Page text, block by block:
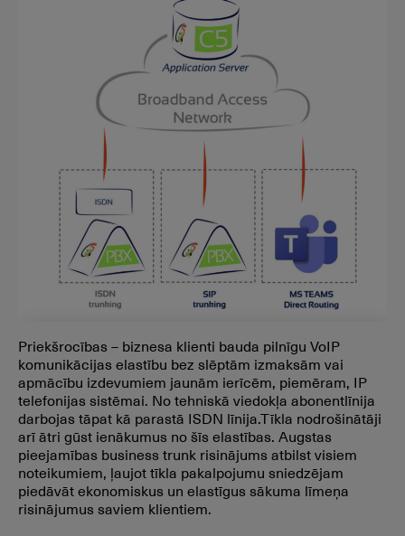
Priekšrocības – biznesa klienti bauda pilnīgu VoIP
komunikācijas elastību bez slēptām izmaksām vai
apmācību izdevumiem jaunām ierīcēm, piemēram, IP
telefonijas sistēmai. No tehniskā viedokļa abonentlīnija
darbojas tāpat kā parastā ISDN līnija.Tīkla nodrošinātāji
arī ātri gūst ienākumus no šīs elastības. Augstas
pieejamības business trunk risinājums atbilst visiem
noteikumiem, ļaujot tīkla pakalpojumu sniedzējam
piedāvāt ekonomiskus un elastīgus sākuma līmeņa
risinājumus saviem klientiem.